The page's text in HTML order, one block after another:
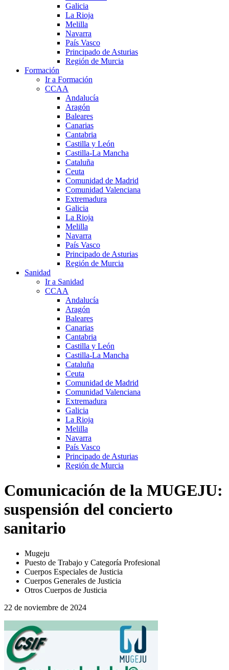
Galicia
La Rioja
Melilla
Navarra
País Vasco
Principado de Asturias
Región de Murcia
Formación
Ir a Formación
CCAA
Andalucía
Aragón
Baleares
Canarias
Cantabria
Castilla y León
Castilla-La Mancha
Cataluña
Ceuta
Comunidad de Madrid
Comunidad Valenciana
Extremadura
Galicia
La Rioja
Melilla
Navarra
País Vasco
Principado de Asturias
Región de Murcia
Sanidad
Ir a Sanidad
CCAA
Andalucía
Aragón
Baleares
Canarias
Cantabria
Castilla y León
Castilla-La Mancha
Cataluña
Ceuta
Comunidad de Madrid
Comunidad Valenciana
Extremadura
Galicia
La Rioja
Melilla
Navarra
País Vasco
Principado de Asturias
Región de Murcia
Comunicación de la MUGEJU:
suspensión del concierto
sanitario
Mugeju
Puesto de Trabajo y Categoría Profesional
Cuerpos Especiales de Justicia
Cuerpos Generales de Justicia
Otros Cuerpos de Justicia
22 de noviembre de 2024